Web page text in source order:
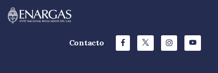
Contacto Facebook
X Instagram